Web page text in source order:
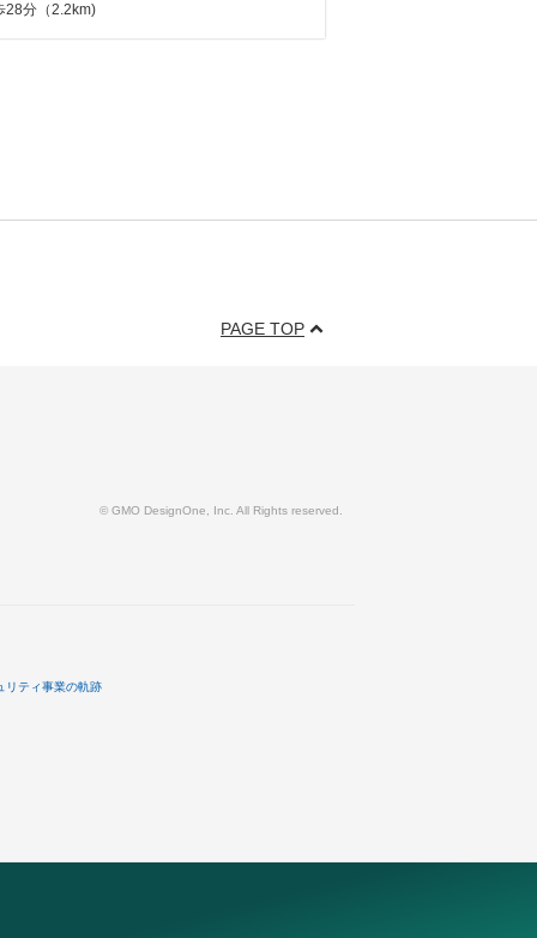
28分（2.2km)
PAGE TOP
© GMO DesignOne, Inc. All Rights reserved.
リティ事業の軌跡